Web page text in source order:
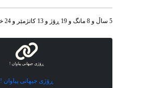
5 ساڵ و 8 مانگ و 19 ڕۆژ و 13 کاتژمێر و 24 خوله‌ک له‌مه‌وپێش‌
ڕۆژی جیهانی پیاوان !
ڕۆژی جیهانی پیاوان !